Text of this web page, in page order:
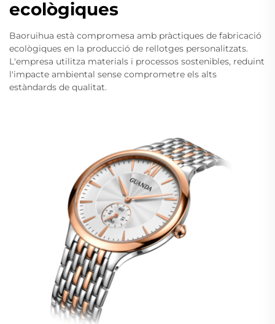
ecològiques
Baoruihua està compromesa amb pràctiques de fabricació
ecològiques en la producció de rellotges personalitzats.
L'empresa utilitza materials i processos sostenibles, reduint
l'impacte ambiental sense comprometre els alts
estàndards de qualitat.